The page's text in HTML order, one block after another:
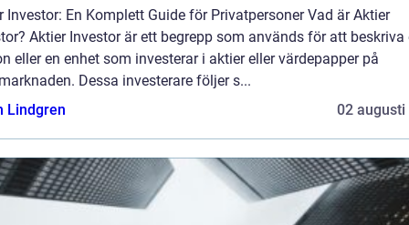
Investor: En Komplett Guide för Privatpersoner Vad är Aktier
Aktier Investor är ett begrepp som används för att beskriva
eller en enhet som investerar i aktier eller värdepapper på
Dessa investerare följer s...
Lindgren
02 augusti